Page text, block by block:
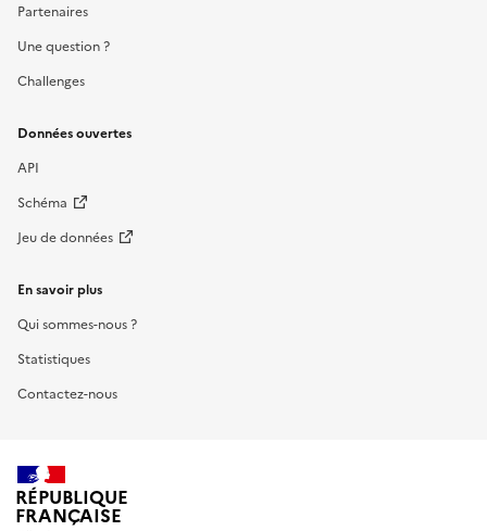
Partenaires
Une question ?
Challenges
Données ouvertes
API
Schéma
Jeu de données
En savoir plus
Qui sommes-nous ?
Statistiques
Contactez-nous
RÉPUBLIQUE
FRANÇAISE